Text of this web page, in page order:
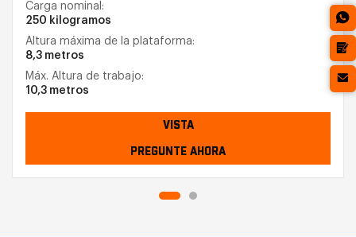
Carga nominal:
250 kilogramos
Altura máxima de la plataforma:
8,3 metros
Máx. Altura de trabajo:
10,3 metros
VISTA
PREGUNTE AHORA